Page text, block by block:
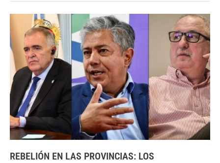
REBELIÓN EN LAS PROVINCIAS: LOS